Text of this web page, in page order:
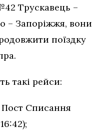
Трускавець –
– Запоріжжя, вони
поїздку
такі рейси:
Списання